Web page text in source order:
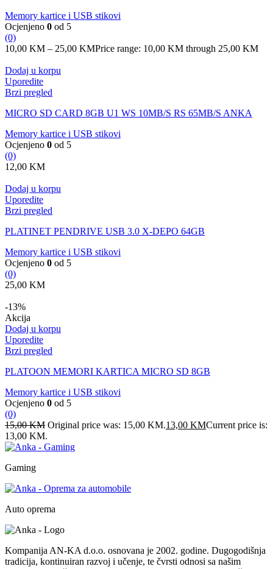
Memory kartice i USB stikovi
Ocjenjeno 0 od 5
(0)
10,00 KM – 25,00 KMPrice range: 10,00 KM through 25,00 KM
Dodaj u korpu
Uporedite
Brzi pregled
MICRO SD CARD 8GB U1 WS 10MB/S RS 65MB/S ANKA
Memory kartice i USB stikovi
Ocjenjeno 0 od 5
(0)
12,00 KM
Dodaj u korpu
Uporedite
Brzi pregled
PLATINET PENDRIVE USB 3.0 X-DEPO 64GB
Memory kartice i USB stikovi
Ocjenjeno 0 od 5
(0)
25,00 KM
-13%
Akcija
Dodaj u korpu
Uporedite
Brzi pregled
PLATOON MEMORI KARTICA MICRO SD 8GB
Memory kartice i USB stikovi
Ocjenjeno 0 od 5
(0)
15,00KM Original price was: 15,00 KM.13,00 KMCurrent price is:
13,00 KM.
Gaming
Auto oprema
Kompanija AN-KA d.o.o. osnovana je 2002. godine. Dugogodišnja
tradicija, kontinuiran razvoj i učenje, te čvrsti odnosi sa našim